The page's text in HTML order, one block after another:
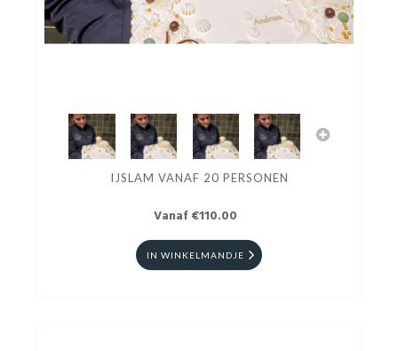
IJSLAM VANAF 20 PERSONEN
Vanaf €110.00
IN WINKELMANDJE